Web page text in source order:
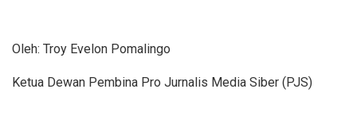
Oleh: Troy Evelon Pomalingo
Ketua Dewan Pembina Pro Jurnalis Media Siber (PJS)